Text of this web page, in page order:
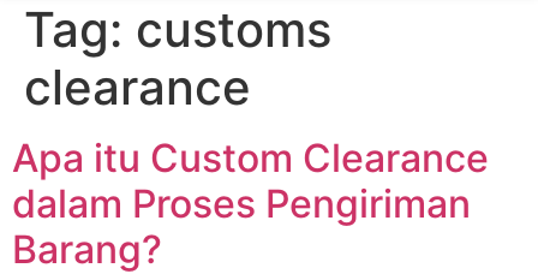
Tag: customs
clearance
Apa itu Custom Clearance
dalam Proses Pengiriman
Barang?